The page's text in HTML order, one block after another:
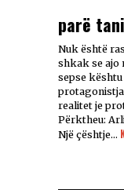
parë
Nuk është
shkak se ajo
sepse
protagonistja
realitet je
Përktheu:
Një çështje…